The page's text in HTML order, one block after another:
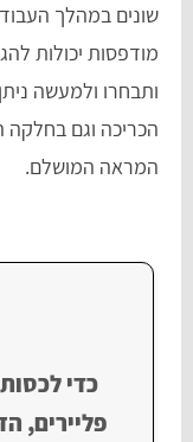
שונים במהלך
מודפסות יכולות
ותבחרו ולמעשה
הכריכה וגם בחלקה
המראה המושלם.
כדי
פליירים,